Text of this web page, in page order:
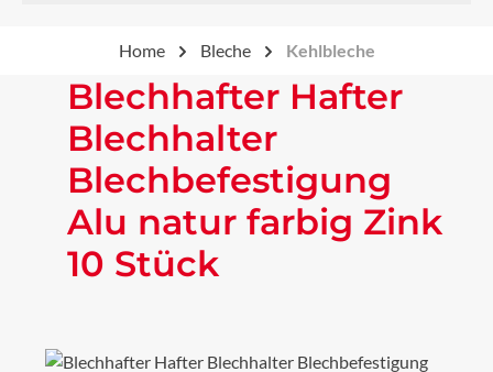
Home Bleche Kehlbleche
Blechhafter Hafter
Blechhalter
Blechbefestigung
Alu natur farbig Zink
10 Stück
Bildergalerie überspringen